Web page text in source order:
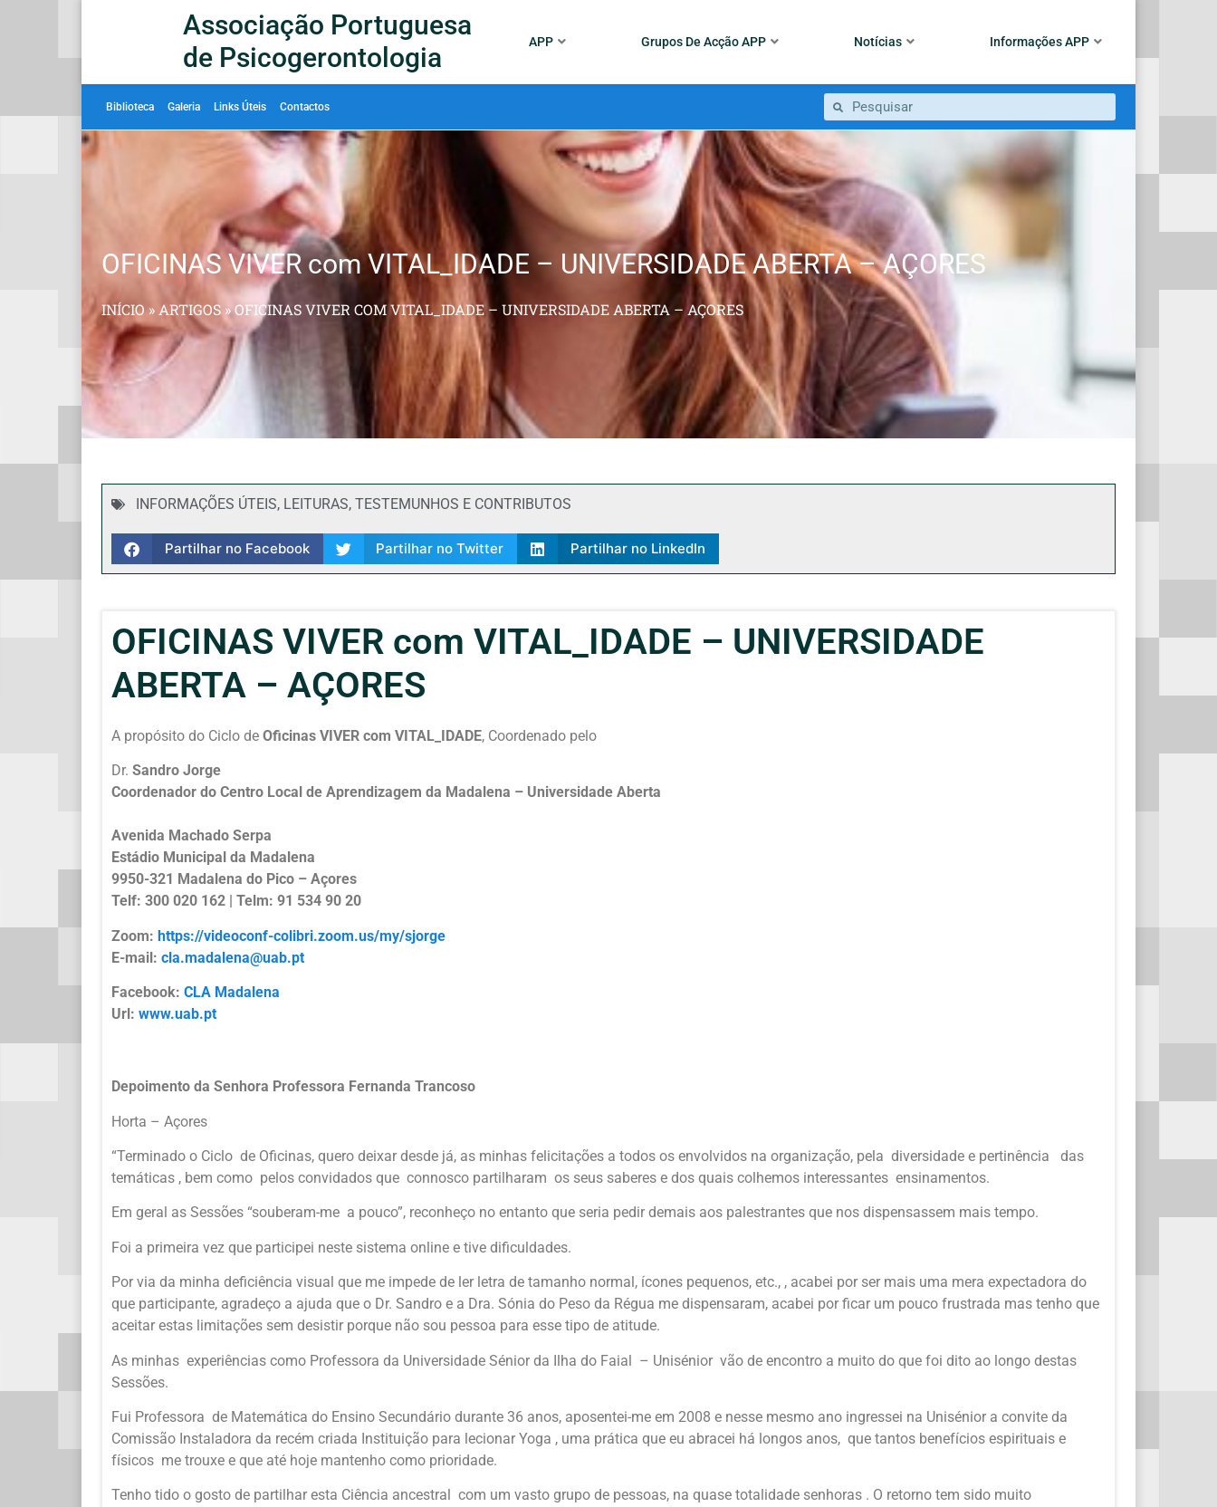
Associação Portuguesa
de Psicogerontologia
APP Grupos De Acção APP Notícias Informações APP
Biblioteca Galeria Links Úteis Contactos
OFICINAS VIVER com VITAL_IDADE – UNIVERSIDADE ABERTA – AÇORES
INÍCIO » ARTIGOS »OFICINAS VIVER COM VITAL_IDADE – UNIVERSIDADE ABERTA – AÇORES
INFORMAÇÕES ÚTEIS, LEITURAS, TESTEMUNHOS E CONTRIBUTOS
Partilhar no Facebook Partilhar no Twitter Partilhar no LinkedIn
OFICINAS VIVER com VITAL_IDADE – UNIVERSIDADE
ABERTA – AÇORES
A propósito do Ciclo de Oficinas VIVER com VITAL_IDADE, Coordenado pelo
Dr. Sandro Jorge
Coordenador do Centro Local de Aprendizagem da Madalena – Universidade Aberta
Avenida Machado Serpa
Estádio Municipal da Madalena
9950-321 Madalena do Pico – Açores
Telf: 300 020 162 | Telm: 91 534 90 20
Zoom: https://videoconf-colibri.zoom.us/my/sjorge
E-mail: cla.madalena@uab.pt
Facebook: CLA Madalena
Url: www.uab.pt
Depoimento da Senhora Professora Fernanda Trancoso
Horta – Açores
“Terminado o Ciclo de Oficinas, quero deixar desde já, as minhas felicitações a todos os envolvidos na organização, pela diversidade e pertinência das
temáticas , bem como pelos convidados que connosco partilharam os seus saberes e dos quais colhemos interessantes ensinamentos.
Em geral as Sessões “souberam-me a pouco”, reconheço no entanto que seria pedir demais aos palestrantes que nos dispensassem mais tempo.
Foi a primeira vez que participei neste sistema online e tive dificuldades.
Por via da minha deficiência visual que me impede de ler letra de tamanho normal, ícones pequenos, etc., , acabei por ser mais uma mera expectadora do
que participante, agradeço a ajuda que o Dr. Sandro e a Dra. Sónia do Peso da Régua me dispensaram, acabei por ficar um pouco frustrada mas tenho que
aceitar estas limitações sem desistir porque não sou pessoa para esse tipo de atitude.
As minhas experiências como Professora da Universidade Sénior da Ilha do Faial – Unisénior vão de encontro a muito do que foi dito ao longo destas
Sessões.
Fui Professora de Matemática do Ensino Secundário durante 36 anos, aposentei-me em 2008 e nesse mesmo ano ingressei na Unisénior a convite da
Comissão Instaladora da recém criada Instituição para lecionar Yoga , uma prática que eu abracei há longos anos, que tantos benefícios espirituais e
físicos me trouxe e que até hoje mantenho como prioridade.
Tenho tido o gosto de partilhar esta Ciência ancestral com um vasto grupo de pessoas, na quase totalidade senhoras . O retorno tem sido muito